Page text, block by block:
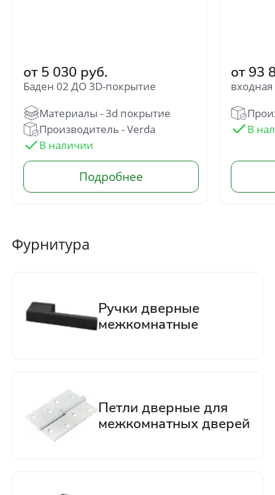
от 5 030 руб.
Баден 02 ДО 3D-покрытие
Производитель - Verda
от 93
Фурнитура
персональных данных